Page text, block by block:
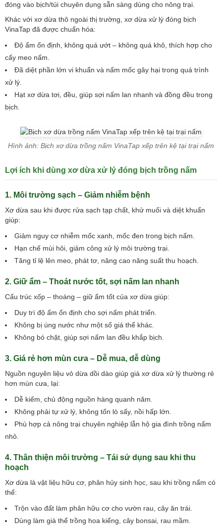
đóng vào bịch/túi chuyên dụng sẵn sàng dùng cho nông trại.
Khác với xơ dừa thô ngoài thị trường, xơ dừa xử lý đóng bịch
VinaTap đã được chuẩn hóa:
Độ ẩm ổn định, không quá ướt – không quá khô, thích hợp cho
cấy meo nấm.
Đã diệt phần lớn vi khuẩn và nấm mốc gây hại trong quá trình
xử lý.
Hạt xơ dừa tơi, đều, giúp sợi nấm lan nhanh và đồng đều trong
bịch.
Hình ảnh: Bịch xơ dừa trồng nấm VinaTap xếp trên kệ tại trại nấm
Lợi ích khi dùng xơ dừa xử lý đóng bịch trồng nấm
1. Môi trường sạch – Giảm nhiễm bệnh
Xơ dừa sau khi được rửa sạch tạp chất, khử muối và diệt khuẩn
giúp:
Giảm nguy cơ nhiễm mốc xanh, mốc đen trong bịch nấm.
Hạn chế mùi hôi, giảm công xử lý môi trường trại.
Tăng tỉ lệ lên meo, phát tơ, nâng cao năng suất thu hoạch.
2. Giữ ẩm – Thoát nước tốt, sợi nấm lan nhanh
Cấu trúc xốp – thoáng – giữ ẩm tốt của xơ dừa giúp:
Duy trì độ ẩm ổn định cho sợi nấm phát triển.
Không bị úng nước như một số giá thể khác.
Không bó chặt, giúp sợi nấm lan đều khắp bịch.
3. Giá rẻ hơn mùn cưa – Dễ mua, dễ dùng
Nguồn nguyên liệu vỏ dừa dồi dào giúp giá xơ dừa xử lý thường rẻ
hơn mùn cưa, lại:
Dễ kiếm, chủ động nguồn hàng quanh năm.
Không phải tự xử lý, không tốn lò sấy, nồi hấp lớn.
Phù hợp cả nông trại chuyên nghiệp lẫn hộ gia đình trồng nấm
nhỏ.
4. Thân thiện môi trường – Tái sử dụng sau khi thu
hoạch
Xơ dừa là vật liệu hữu cơ, phân hủy sinh học, sau khi trồng nấm có
thể:
Trộn vào đất làm phân hữu cơ cho vườn rau, cây ăn trái.
Dùng làm giá thể trồng hoa kiểng, cây bonsai, rau mầm.